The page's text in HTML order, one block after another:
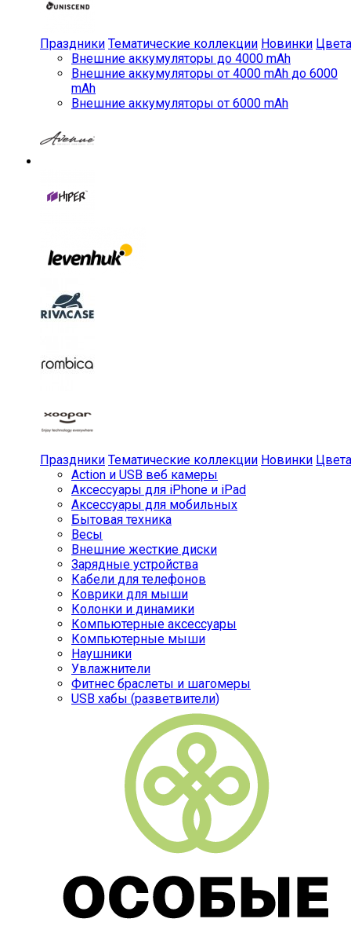
Праздники Тематические коллекции Новинки Цвета
Внешние аккумуляторы до 4000 mAh
Внешние аккумуляторы от 4000 mAh до 6000
mAh
Внешние аккумуляторы от 6000 mAh
Праздники Тематические коллекции Новинки Цвета
Action и USB веб камеры
Аксессуары для iPhone и iPad
Аксессуары для мобильных
Бытовая техника
Весы
Внешние жесткие диски
Зарядные устройства
Кабели для телефонов
Коврики для мыши
Колонки и динамики
Компьютерные аксессуары
Компьютерные мыши
Наушники
Увлажнители
Фитнес браслеты и шагомеры
USB хабы (разветвители)